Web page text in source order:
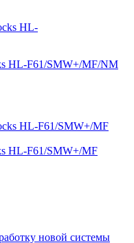
HL-F61/SMW+/MF/NM
HL-F61/SMW+/MF